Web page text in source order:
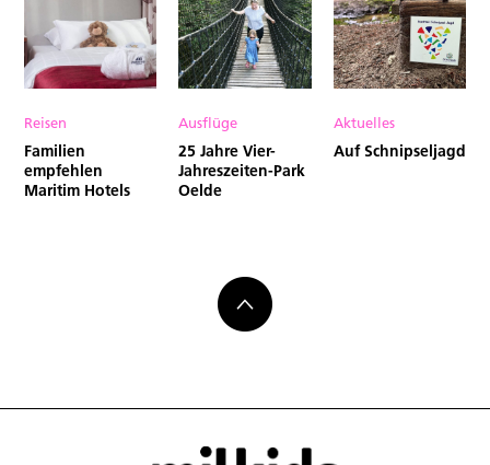
Reisen
Familien
empfehlen
Maritim Hotels
Ausflüge
25 Jahre Vier-
Jahreszeiten-Park
Oelde
Aktuelles
Auf Schnipseljagd